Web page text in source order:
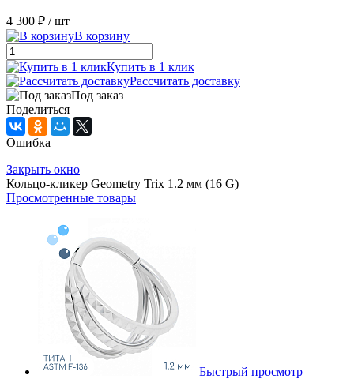
4 300 ₽ / шт
В корзину
Купить в 1 клик
Рассчитать доставку
Под заказ
Поделиться
Ошибка
Закрыть окно
Кольцо-кликер Geometry Trix 1.2 мм (16 G)
Просмотренные товары
Быстрый просмотр